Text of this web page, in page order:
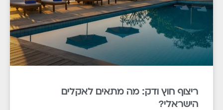
ריצוף חוץ ודק: מה מתאים לאקלים
הישראלי?